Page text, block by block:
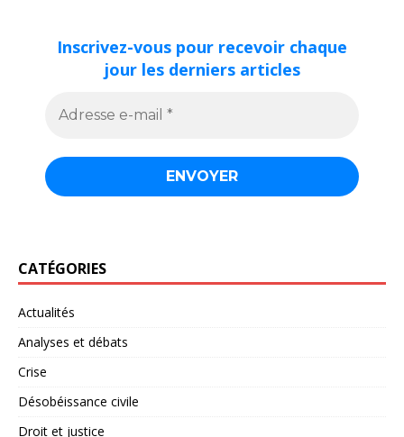
Inscrivez-vous pour recevoir chaque
jour les derniers articles
CATÉGORIES
Actualités
Analyses et débats
Crise
Désobéissance civile
Droit et justice